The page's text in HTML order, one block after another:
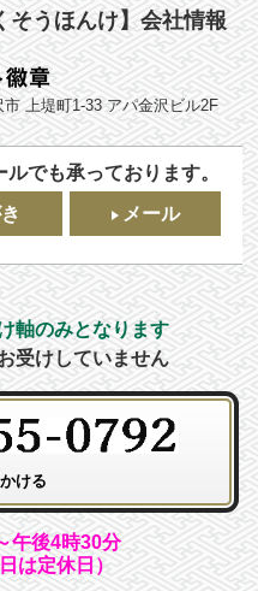
うほんけ】会社情報
上堤町1-33 アパ金沢ビル2F
でも承っております。
メール
軸のみとなります
受けしていません
午後4時30分
は定休日）